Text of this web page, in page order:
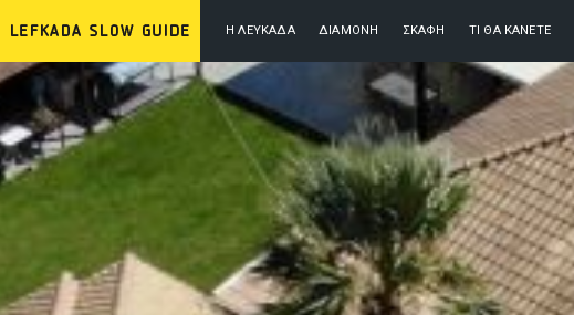
Η ΛΕΥΚΆΔΑ ΔΙΑΜΟΝΉ ΣΚΆΦΗ ΤΙ ΘΑ ΚΆΝΕΤΕ